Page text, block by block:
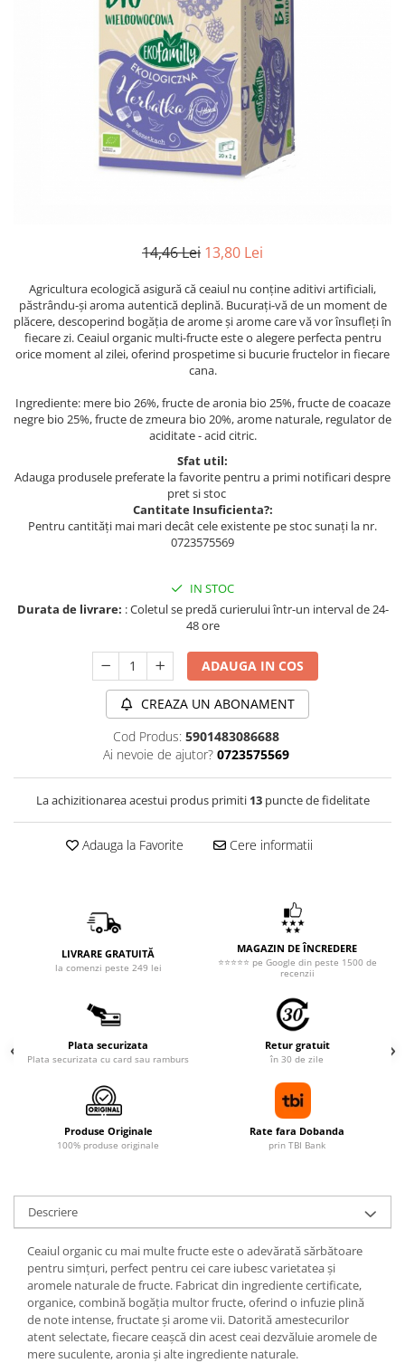
14,46 Lei 13,80 Lei
Agricultura ecologică asigură că ceaiul nu conține aditivi artificiali,
păstrându-și aroma autentică deplină. Bucurați-vă de un moment de
plăcere, descoperind bogăția de arome și arome care vă vor însufleți în
fiecare zi. Ceaiul organic multi-fructe este o alegere perfecta pentru
orice moment al zilei, oferind prospetime si bucurie fructelor in fiecare
cana.
Ingrediente: mere bio 26%, fructe de aronia bio 25%, fructe de coacaze
negre bio 25%, fructe de zmeura bio 20%, arome naturale, regulator de
aciditate - acid citric.
Sfat util:
Adauga produsele preferate la favorite pentru a primi notificari despre
pret si stoc
Cantitate Insuficienta?:
Pentru cantități mai mari decât cele existente pe stoc sunați la nr.
0723575569
IN STOC
Durata de livrare: : Coletul se predă curierului într-un interval de 24-
48 ore
ADAUGA IN COS
CREAZA UN ABONAMENT
Cod Produs: 5901483086688
Ai nevoie de ajutor? 0723575569
La achizitionarea acestui produs primiti 13puncte de fidelitate
Adauga la Favorite Cere informatii
LIVRARE GRATUITĂ
la comenzi peste 249 lei
MAGAZIN DE ÎNCREDERE
⭐⭐⭐⭐⭐ pe Google din peste 1500 de
recenzii
Plata securizata
Plata securizata cu card sau ramburs
Retur gratuit
în 30 de zile
Produse Originale
100% produse originale
Rate fara Dobanda
prin TBI Bank
Descriere
Ceaiul organic cu mai multe fructe este o adevărată sărbătoare
pentru simțuri, perfect pentru cei care iubesc varietatea și
aromele naturale de fructe. Fabricat din ingrediente certificate,
organice, combină bogăția multor fructe, oferind o infuzie plină
de note intense, fructate și arome vii. Datorită amestecurilor
atent selectate, fiecare ceașcă din acest ceai dezvăluie aromele de
mere suculente, aronia și alte ingrediente naturale.